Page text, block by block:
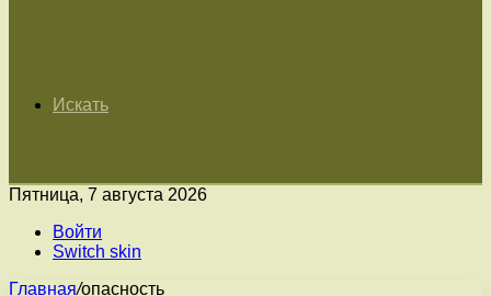
Искать
Пятница, 7 августа 2026
Войти
Switch skin
Главная/опасность